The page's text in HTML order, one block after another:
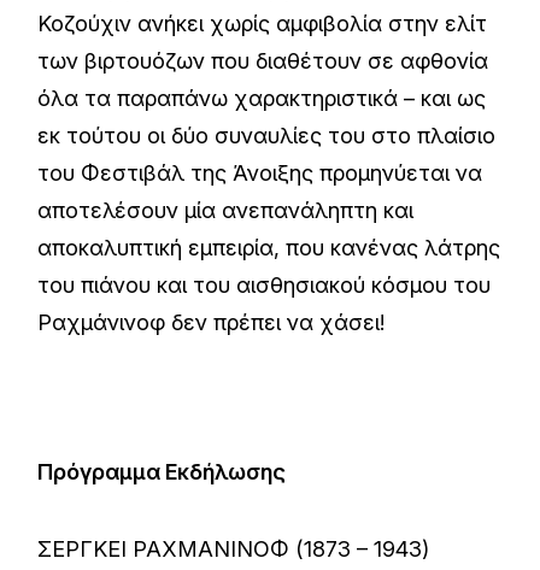
Κοζούχιν ανήκει χωρίς αμφιβολία στην ελίτ
των βιρτουόζων που διαθέτουν σε αφθονία
όλα τα παραπάνω χαρακτηριστικά – και ως
εκ τούτου οι δύο συναυλίες του στο πλαίσιο
του Φεστιβάλ της Άνοιξης προμηνύεται να
αποτελέσουν μία ανεπανάληπτη και
αποκαλυπτική εμπειρία, που κανένας λάτρης
του πιάνου και του αισθησιακού κόσμου του
Ραχμάνινοφ δεν πρέπει να χάσει!
Πρόγραμμα Εκδήλωσης
ΣΕΡΓΚΕΙ ΡΑΧΜΑΝΙΝΟΦ (1873 – 1943)